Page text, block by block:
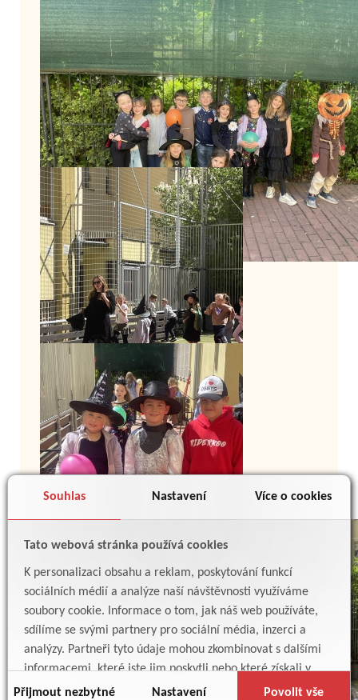
Souhlas Nastavení Více o cookies
Tato webová stránka používá cookies
K personalizaci obsahu a reklam, poskytování funkcí
sociálních médií a analýze naší návštěvnosti využíváme
soubory cookie. Informace o tom, jak náš web používáte,
sdílíme se svými partnery pro sociální média, inzerci a
analýzy. Partneři tyto údaje mohou zkombinovat s dalšími
informacemi, které jste jim poskytli nebo které získali v
důsledku toho, že používáte jejich služby.
Přijmout nezbytné Nastavení Povolit vše